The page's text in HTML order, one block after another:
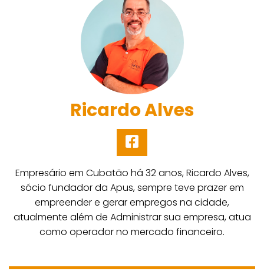
Ricardo Alves
Empresário em Cubatão há 32 anos, Ricardo Alves,
sócio fundador da Apus, sempre teve prazer em
empreender e gerar empregos na cidade,
atualmente além de Administrar sua empresa, atua
como operador no mercado financeiro.